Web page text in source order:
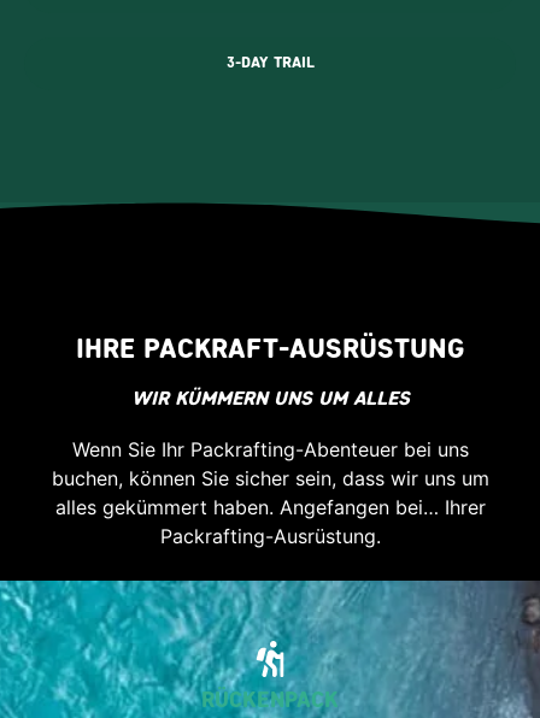
3-DAY TRAIL
IHRE PACKRAFT-AUSRÜSTUNG
WIR KÜMMERN UNS UM ALLES
Wenn Sie Ihr Packrafting-Abenteuer bei uns
buchen, können Sie sicher sein, dass wir uns um
alles gekümmert haben. Angefangen bei… Ihrer
Packrafting-Ausrüstung.
RÜCKENPACK